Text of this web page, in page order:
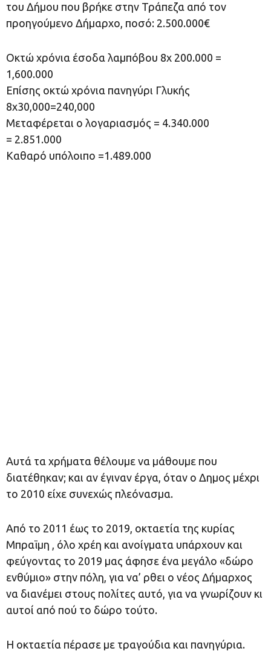
του Δήμου που βρήκε στην Τράπεζα από τον
προηγούμενο Δήμαρχο, ποσό: 2.500.000€
Οκτώ χρόνια έσοδα λαμπόβου 8χ 200.000 =
1,600.000
Επίσης οκτώ χρόνια πανηγύρι Γλυκής
8χ30,000=240,000
Μεταφέρεται ο λογαριασμός = 4.340.000
= 2.851.000
Καθαρό υπόλοιπο =1.489.000
Αυτά τα χρήματα θέλουμε να μάθουμε που
διατέθηκαν; και αν έγιναν έργα, όταν ο Δημος μέχρι
το 2010 είχε συνεχώς πλεόνασμα.
Από το 2011 έως το 2019, οκταετία της κυρίας
Μπραϊμη , όλο χρέη και ανοίγματα υπάρχουν και
φεύγοντας το 2019 μας άφησε ένα μεγάλο «δώρο
ενθύμιο» στην πόλη, για να’ ρθει ο νέος Δήμαρχος
να διανέμει στους πολίτες αυτό, για να γνωρίζουν κι
αυτοί από πού το δώρο τούτο.
Η οκταετία πέρασε με τραγούδια και πανηγύρια.